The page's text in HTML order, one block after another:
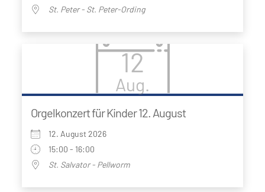
St. Peter - St. Peter-Ording
12
Aug.
Orgelkonzert für Kinder 12. August
12. August 2026
15:00 - 16:00
St. Salvator - Pellworm